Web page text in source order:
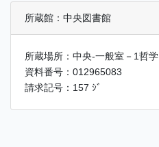
所蔵館：中央図書館
所蔵場所：中央-一般室－1哲学
資料番号：012965083
請求記号：157 ｼﾞ